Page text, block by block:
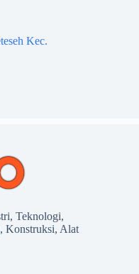
Kec.
Teknologi,
Konstruksi, Alat